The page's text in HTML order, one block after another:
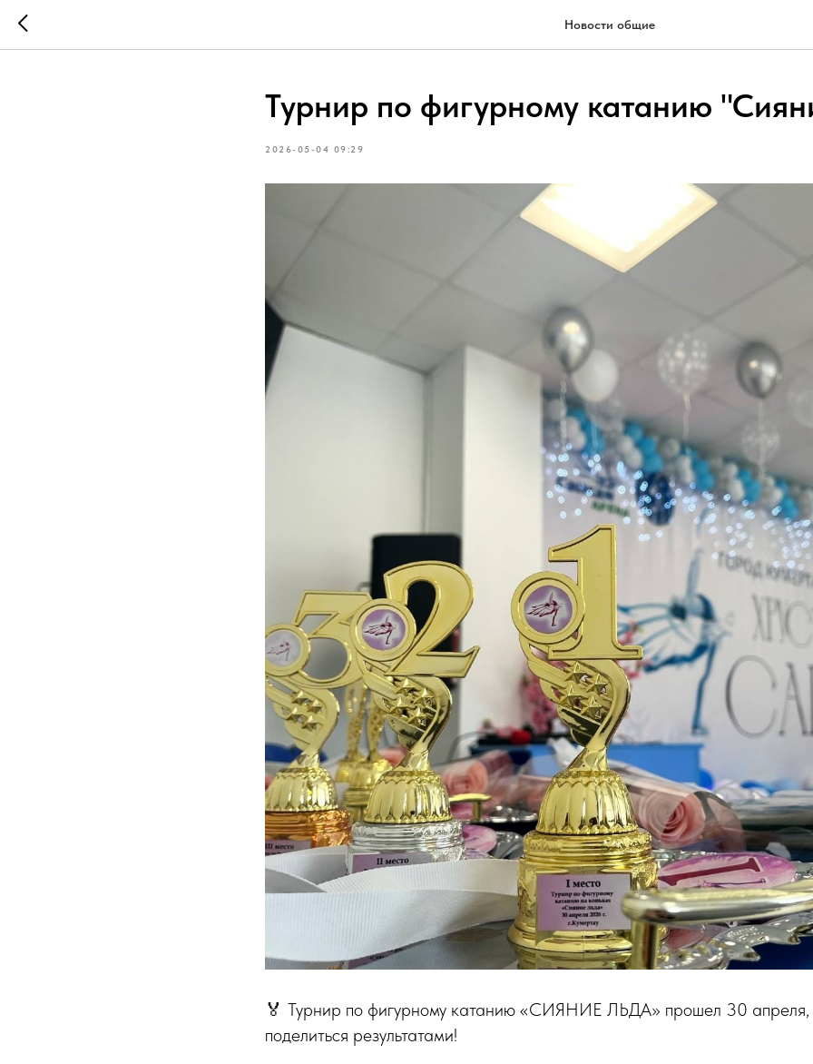
Новости общие
Турнир по фигурному катанию
2026-05-04 09:29
🏅 Турнир по фигурному катанию «СИЯНИЕ ЛЬДА» прошел 30
поделиться результатами!